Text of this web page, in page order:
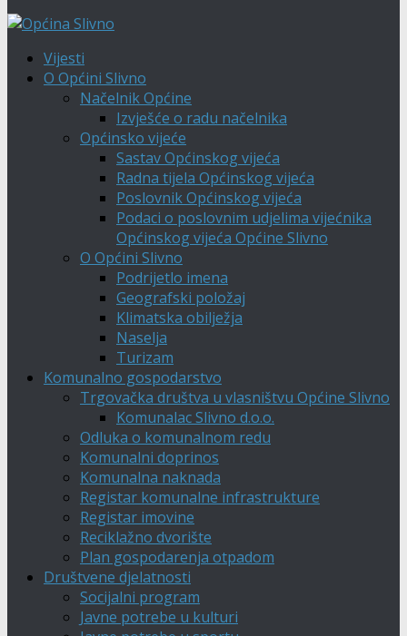
Vijesti
O Općini Slivno
Načelnik Općine
Izvješće o radu načelnika
Općinsko vijeće
Sastav Općinskog vijeća
Radna tijela Općinskog vijeća
Poslovnik Općinskog vijeća
Podaci o poslovnim udjelima vijećnika
Općinskog vijeća Općine Slivno
O Općini Slivno
Podrijetlo imena
Geografski položaj
Klimatska obilježja
Naselja
Turizam
Komunalno gospodarstvo
Trgovačka društva u vlasništvu Općine Slivno
Komunalac Slivno d.o.o.
Odluka o komunalnom redu
Komunalni doprinos
Komunalna naknada
Registar komunalne infrastrukture
Registar imovine
Reciklažno dvorište
Plan gospodarenja otpadom
Društvene djelatnosti
Socijalni program
Javne potrebe u kulturi